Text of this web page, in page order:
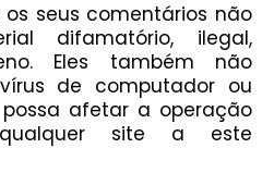
seus comentários não
difamatório, ilegal,
Eles também não
de computador ou
afetar a operação
site a este